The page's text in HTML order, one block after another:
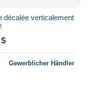
décalée verticalement
Gewerblicher Händler